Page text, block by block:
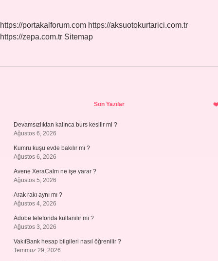
https://portakalforum.com https://aksuotokurtarici.com.tr
https://zepa.com.tr Sitemap
Son Yazılar
Devamsızlıktan kalınca burs kesilir mi ?
Ağustos 6, 2026
Kumru kuşu evde bakılır mı ?
Ağustos 6, 2026
Avene XeraCalm ne işe yarar ?
Ağustos 5, 2026
Arak rakı aynı mı ?
Ağustos 4, 2026
Adobe telefonda kullanılır mı ?
Ağustos 3, 2026
VakıfBank hesap bilgileri nasıl öğrenilir ?
Temmuz 29, 2026